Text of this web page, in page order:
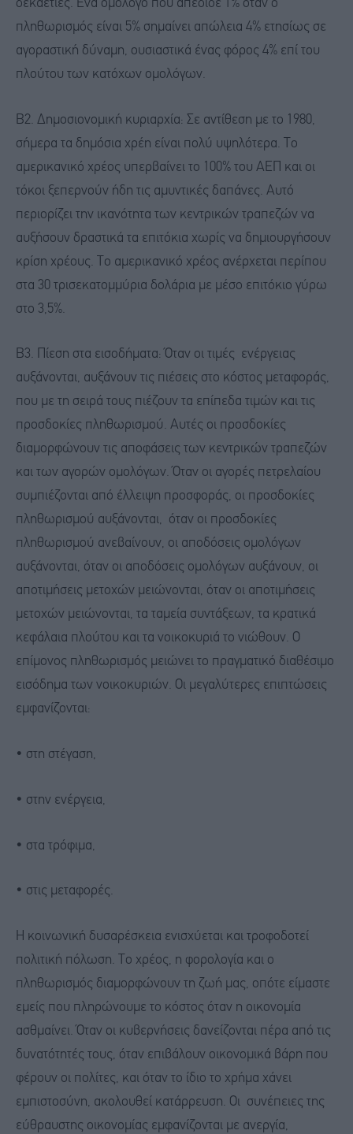
δεκαετίες. Ένα ομόλογο που απέδιδε 1% όταν ο
πληθωρισμός είναι 5% σημαίνει απώλεια 4% ετησίως σε
αγοραστική δύναμη, ουσιαστικά ένας φόρος 4% επί του
πλούτου των κατόχων ομολόγων.
Β2. Δημοσιονομική κυριαρχία: Σε αντίθεση με το 1980,
σήμερα τα δημόσια χρέη είναι πολύ υψηλότερα. Το
αμερικανικό χρέος υπερβαίνει το 100% του ΑΕΠ και οι
τόκοι ξεπερνούν ήδη τις αμυντικές δαπάνες. Αυτό
περιορίζει την ικανότητα των κεντρικών τραπεζών να
αυξήσουν δραστικά τα επιτόκια χωρίς να δημιουργήσουν
κρίση χρέους. Το αμερικανικό χρέος ανέρχεται περίπου
στα 30 τρισεκατομμύρια δολάρια με μέσο επιτόκιο γύρω
στο 3,5%.
Β3. Πίεση στα εισοδήματα: Όταν οι τιμές ενέργειας
αυξάνονται, αυξάνουν τις πιέσεις στο κόστος μεταφοράς,
που με τη σειρά τους πιέζουν τα επίπεδα τιμών και τις
προσδοκίες πληθωρισμού. Αυτές οι προσδοκίες
διαμορφώνουν τις αποφάσεις των κεντρικών τραπεζών
και των αγορών ομολόγων. Όταν οι αγορές πετρελαίου
συμπιέζονται από έλλειψη προσφοράς, οι προσδοκίες
πληθωρισμού αυξάνονται, όταν οι προσδοκίες
πληθωρισμού ανεβαίνουν, οι αποδόσεις ομολόγων
αυξάνονται, όταν οι αποδόσεις ομολόγων αυξάνουν, οι
αποτιμήσεις μετοχών μειώνονται, όταν οι αποτιμήσεις
μετοχών μειώνονται, τα ταμεία συντάξεων, τα κρατικά
κεφάλαια πλούτου και τα νοικοκυριά το νιώθουν. Ο
επίμονος πληθωρισμός μειώνει το πραγματικό διαθέσιμο
εισόδημα των νοικοκυριών. Οι μεγαλύτερες επιπτώσεις
εμφανίζονται:
• στη στέγαση,
• στην ενέργεια,
• στα τρόφιμα,
• στις μεταφορές.
Η κοινωνική δυσαρέσκεια ενισχύεται και τροφοδοτεί
πολιτική πόλωση. Το χρέος, η φορολογία και ο
πληθωρισμός διαμορφώνουν τη ζωή μας, οπότε είμαστε
εμείς που πληρώνουμε το κόστος όταν η οικονομία
ασθμαίνει. Όταν οι κυβερνήσεις δανείζονται πέρα από τις
δυνατότητές τους, όταν επιβάλουν οικονομικά βάρη που
φέρουν οι πολίτες, και όταν το ίδιο το χρήμα χάνει
εμπιστοσύνη, ακολουθεί κατάρρευση. Οι συνέπειες της
εύθραυστης οικονομίας εμφανίζονται με ανεργία,